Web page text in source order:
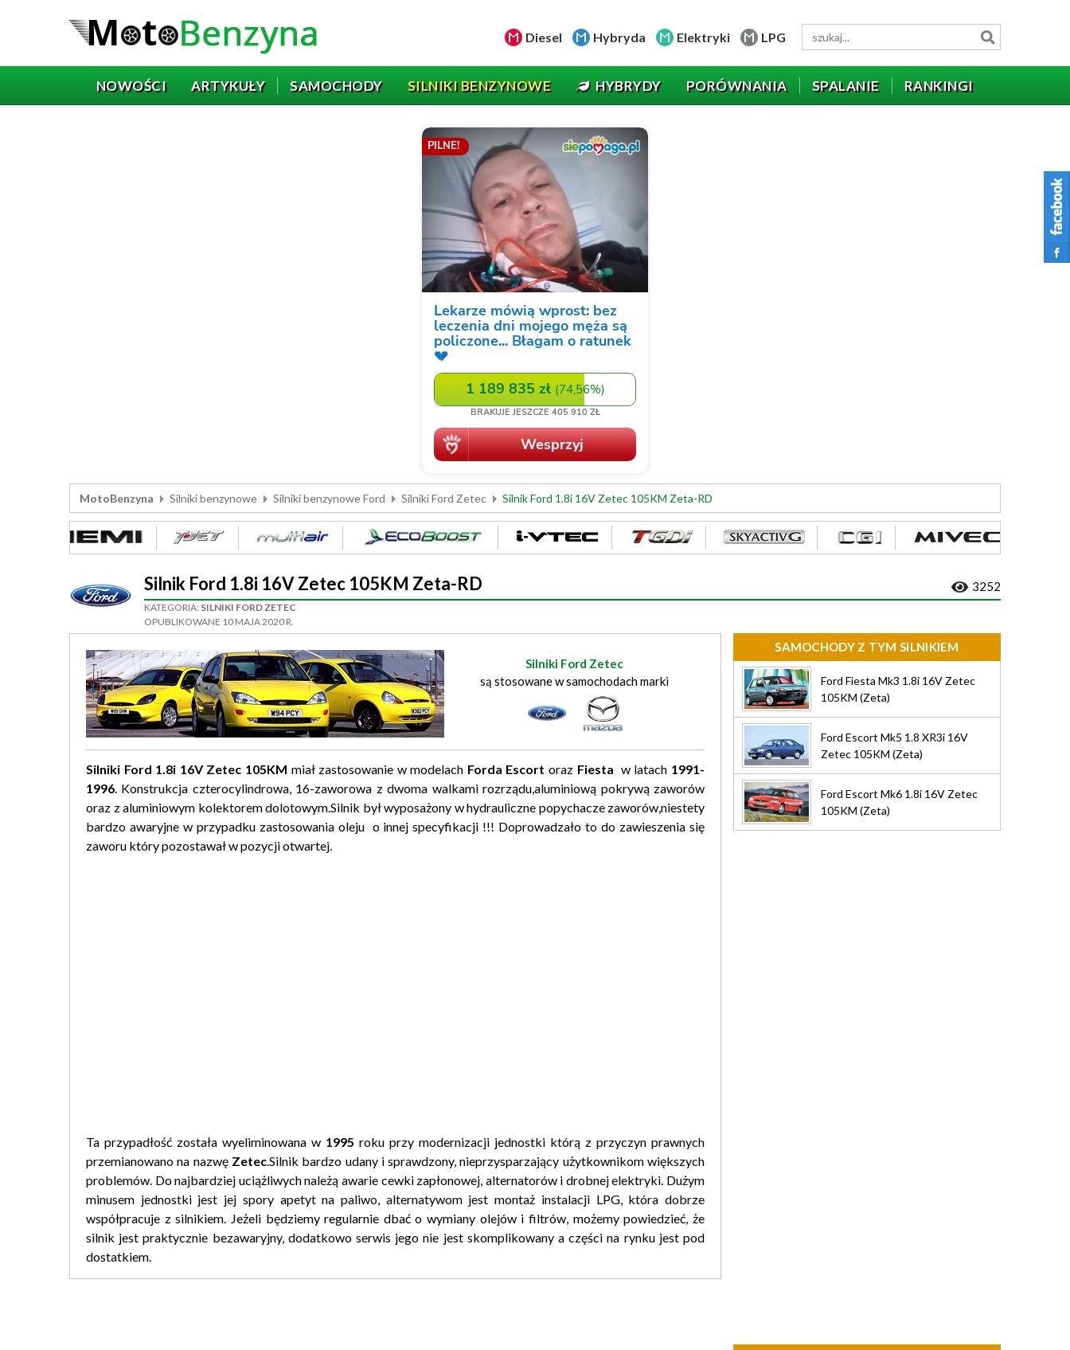
Diesel Hybryda Elektryki LPG
NOWOŚCI ARTYKUŁY SAMOCHODY SILNIKI BENZYNOWE HYBRYDY PORÓWNANIA SPALANIE RANKINGI
MotoBenzyna Silniki benzynowe Silniki benzynowe Ford Silniki Ford Zetec Silnik Ford 1.8i 16V Zetec 105KM Zeta-RD
Silnik Ford 1.8i 16V Zetec 105KM Zeta-RD 3252
KATEGORIA: SILNIKI FORD ZETEC
OPUBLIKOWANE 10 MAJA 2020 R.
Silniki Ford Zetec
są stosowane w samochodach marki
Silniki Ford 1.8i 16V Zetec 105KM miał zastosowanie w modelach Forda Escort oraz Fiesta w latach 1991-
1996. Konstrukcja czterocylindrowa, 16-zaworowa z dwoma walkami rozrządu,aluminiową pokrywą zaworów
oraz z aluminiowym kolektorem dolotowym.Silnik był wyposażony w hydrauliczne popychacze zaworów,niestety
bardzo awaryjne w przypadku zastosowania oleju o innej specyfikacji !!! Doprowadzało to do zawieszenia się
zaworu który pozostawał w pozycji otwartej.
Ta przypadłość została wyeliminowana w 1995 roku przy modernizacji jednostki którą z przyczyn prawnych
przemianowano na nazwę Zetec.Silnik bardzo udany i sprawdzony, nieprzysparzający użytkownikom większych
problemów. Do najbardziej uciążliwych należą awarie cewki zapłonowej, alternatorów i drobnej elektryki. Dużym
minusem jednostki jest jej spory apetyt na paliwo, alternatywom jest montaż instalacji LPG, która dobrze
współpracuje z silnikiem. Jeżeli będziemy regularnie dbać o wymiany olejów i filtrów, możemy powiedzieć, że
silnik jest praktycznie bezawaryjny, dodatkowo serwis jego nie jest skomplikowany a części na rynku jest pod
dostatkiem.
SAMOCHODY Z TYM SILNIKIEM
Ford Fiesta Mk3 1.8i 16V Zetec
105KM (Zeta)
Ford Escort Mk5 1.8 XR3i 16V
Zetec 105KM (Zeta)
Ford Escort Mk6 1.8i 16V Zetec
105KM (Zeta)